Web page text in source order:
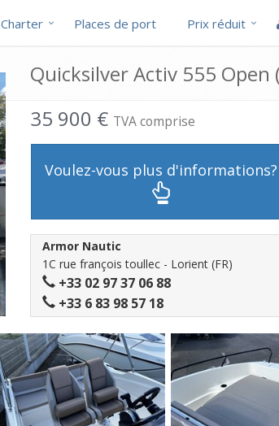
Charter Places de port Prix réduit
Quicksilver Activ 555 Open
35 900 € TVA comprise
Voulez-vous plus d'informations?
Armor Nautic
1C rue françois toullec - Lorient (FR)
+33 02 97 37 06 88
+33 6 83 98 57 18